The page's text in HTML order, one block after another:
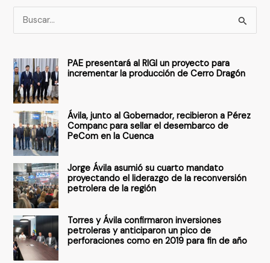
u
c
a
r
o
r
:
PAE presentará al RIGI un proyecto para
incrementar la producción de Cerro Dragón
Ávila, junto al Gobernador, recibieron a Pérez
Companc para sellar el desembarco de
PeCom en la Cuenca
Jorge Ávila asumió su cuarto mandato
proyectando el liderazgo de la reconversión
petrolera de la región
Torres y Ávila confirmaron inversiones
petroleras y anticiparon un pico de
perforaciones como en 2019 para fin de año